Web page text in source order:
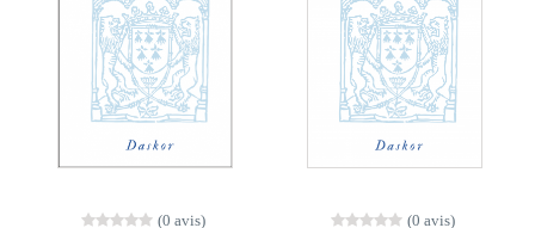
(0 avis) (0 avis)